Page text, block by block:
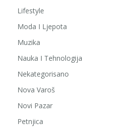
Lifestyle
Moda I Ljepota
Muzika
Nauka I Tehnologija
Nekategorisano
Nova Varoš
Novi Pazar
Petnjica